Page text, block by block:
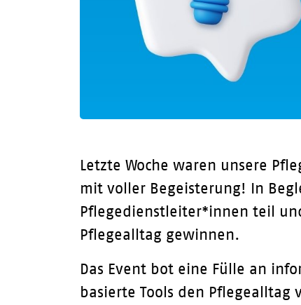
Letzte Woche waren unsere
mit voller Begeisterung! In
Pflegedienstleiter*innen teil
Pflegealltag gewinnen.
Das Event bot eine Fülle an
basierte Tools den